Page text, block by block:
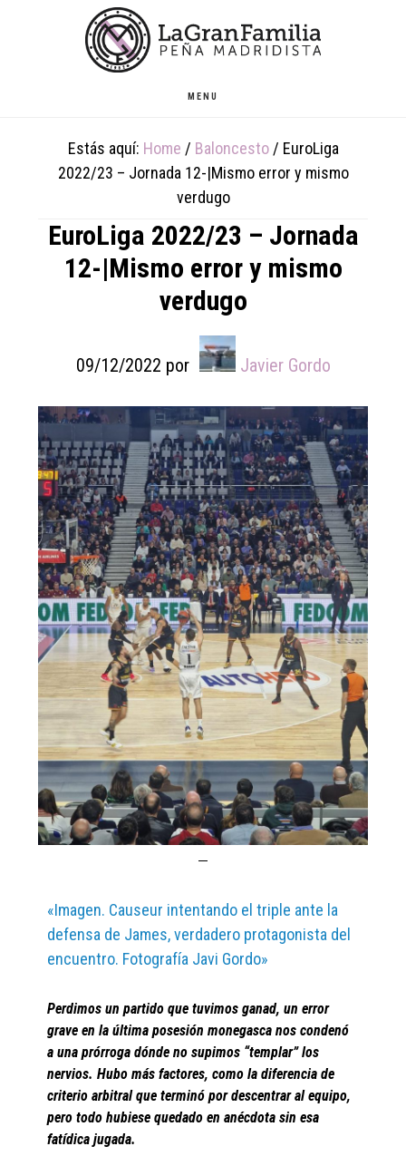
MENU
Estás aquí: Home / Baloncesto / EuroLiga
2022/23 – Jornada 12-|Mismo error y mismo
verdugo
EuroLiga 2022/23 – Jornada
12-|Mismo error y mismo
verdugo
09/12/2022 por Javier Gordo
«Imagen. Causeur intentando el triple ante la
defensa de James, verdadero protagonista del
encuentro. Fotografía Javi Gordo»
Perdimos un partido que tuvimos ganad, un error
grave en la última posesión monegasca nos condenó
a una prórroga dónde no supimos “templar” los
nervios. Hubo más factores, como la diferencia de
criterio arbitral que terminó por descentrar al equipo,
pero todo hubiese quedado en anécdota sin esa
fatídica jugada.